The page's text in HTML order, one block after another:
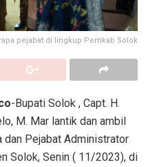
pejabat di lingkup Pemkab Solok
-Bupati Solok , Capt. H.
M. Mar lantik dan ambil
dan Pejabat Administrator
Solok, Senin ( 11/2023), di